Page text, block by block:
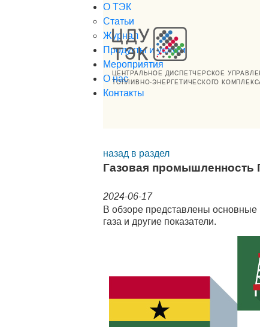
ЦЕНТРАЛЬНОЕ ДИСПЕТЧЕРСКОЕ
ТОПЛИВНО-ЭНЕРГЕТИЧЕСКОГО
О ТЭК
Статьи
Журнал
Продукты и услуги
Мероприятия
О нас
Контакты
назад в раздел
Газовая промышленность
2024-06-17
В обзоре представлены основные
газа и другие показатели.